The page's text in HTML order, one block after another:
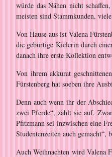
würde das Nähen nicht
meisten sind Stammkunden,
Von Hause aus ist Valena
die gebürtige Kielerin durch
danach ihre erste Kollektion
Von ihrem akkurat
Fürstenberg hat soeben ihre
Denn auch wenn ihr der
zwei Pferde“, zählt sie auf.
Pfitzmann sei inzwischen eine
Studentenzeiten auch gemacht“,
Auch Weihnachten wird Valena